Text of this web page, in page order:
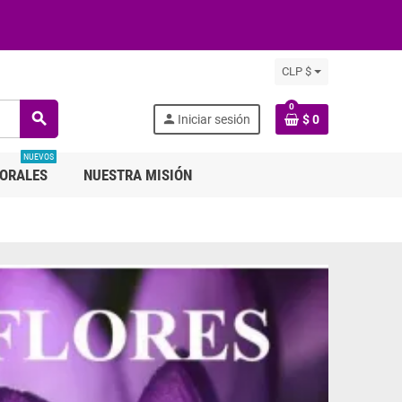
CLP $
search person Iniciar sesión
0
$ 0
NUEVOS
NUESTRA MISIÓN